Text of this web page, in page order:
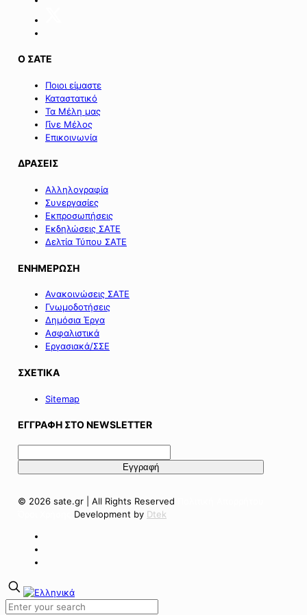
Ο ΣΑΤΕ
Ποιοι είμαστε
Καταστατικό
Τα Μέλη μας
Γίνε Μέλος
Επικοινωνία
ΔΡΑΣΕΙΣ
Αλληλογραφία
Συνεργασίες
Εκπροσωπήσεις
Εκδηλώσεις ΣΑΤΕ
Δελτία Τύπου ΣΑΤΕ
ΕΝΗΜΕΡΩΣΗ
Ανακοινώσεις ΣΑΤΕ
Γνωμοδοτήσεις
Δημόσια Έργα
Ασφαλιστικά
Εργασιακά/ΣΣΕ
ΣΧΕΤΙΚΑ
Sitemap
ΕΓΓΡΑΦΗ ΣΤΟ NEWSLETTER
© 2026 sate.gr | All Rights Reserved
Development by Dtek